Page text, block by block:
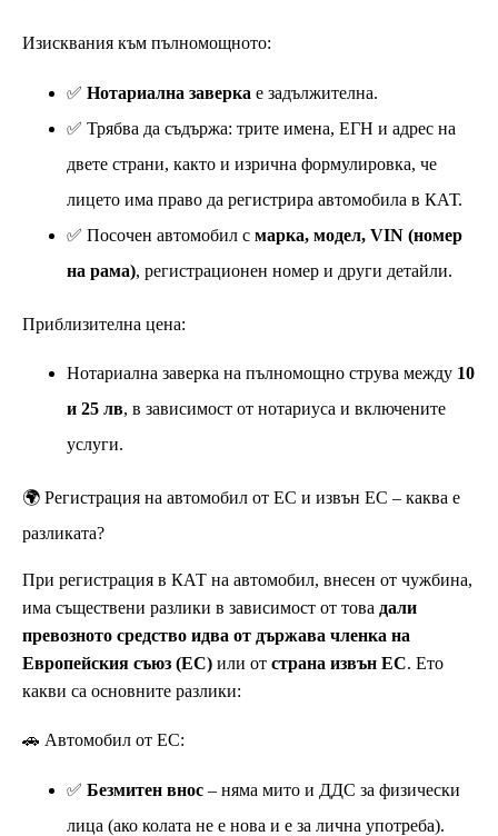
Изисквания към пълномощното:
✅ Нотариална заверка е задължителна.
✅ Трябва да съдържа: трите имена, ЕГН и адрес на
двете страни, както и изрична формулировка, че
лицето има право да регистрира автомобила в КАТ.
✅ Посочен автомобил с марка, модел, VIN (номер
на рама), регистрационен номер и други детайли.
Приблизителна цена:
Нотариална заверка на пълномощно струва между 10
и 25 лв, в зависимост от нотариуса и включените
услуги.
🌍 Регистрация на автомобил от ЕС и извън ЕС – каква е
разликата?
При регистрация в КАТ на автомобил, внесен от чужбина,
има съществени разлики в зависимост от това дали
превозното средство идва от държава членка на
Европейския съюз (ЕС) или от страна извън ЕС. Ето
какви са основните разлики:
🚗 Автомобил от ЕС:
✅ Безмитен внос – няма мито и ДДС за физически
лица (ако колата не е нова и е за лична употреба).